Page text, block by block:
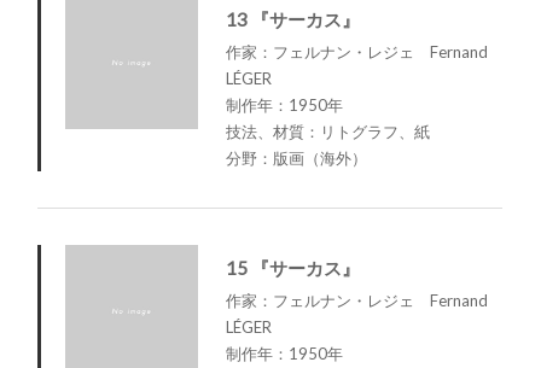
13 『サーカス』
作家：フェルナン・レジェ Fernand
LÉGER
制作年：1950年
技法、材質：リトグラフ、紙
分野：版画（海外）
15 『サーカス』
作家：フェルナン・レジェ Fernand
LÉGER
制作年：1950年